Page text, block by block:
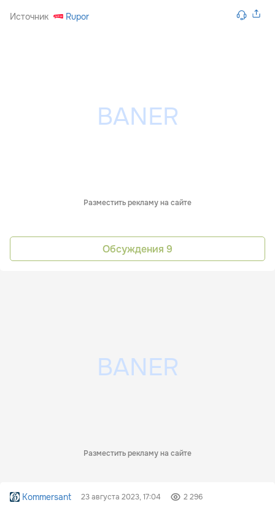
Источник Rupor
Разместить рекламу на сайте
Обсуждения 9
Разместить рекламу на сайте
Kommersant 23 августа 2023, 17:04 2 296